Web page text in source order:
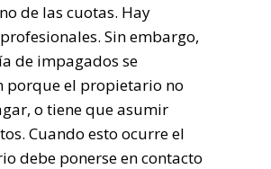
de las cuotas. Hay
Sin embargo,
de impagados se
porque el propietario no
o tiene que asumir
Cuando esto ocurre el
debe ponerse en contacto